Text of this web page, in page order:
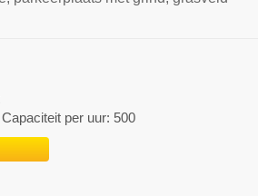
Capaciteit per uur: 500